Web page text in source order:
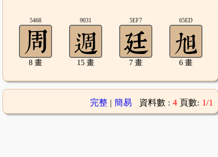
5468
8 畫
9031
15 畫
5EF7
7 畫
65ED
6 畫
完整| 簡易 資料數 : 4 頁數: 1/1